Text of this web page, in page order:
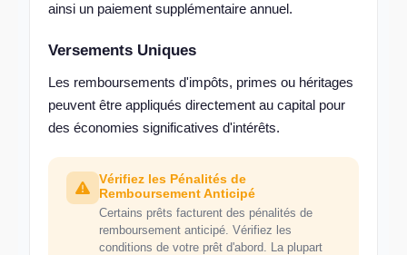
ainsi un paiement supplémentaire annuel.
Versements Uniques
Les remboursements d'impôts, primes ou héritages
peuvent être appliqués directement au capital pour
des économies significatives d'intérêts.
Vérifiez les Pénalités de
Remboursement Anticipé
Certains prêts facturent des pénalités de
remboursement anticipé. Vérifiez les
conditions de votre prêt d'abord. La plupart